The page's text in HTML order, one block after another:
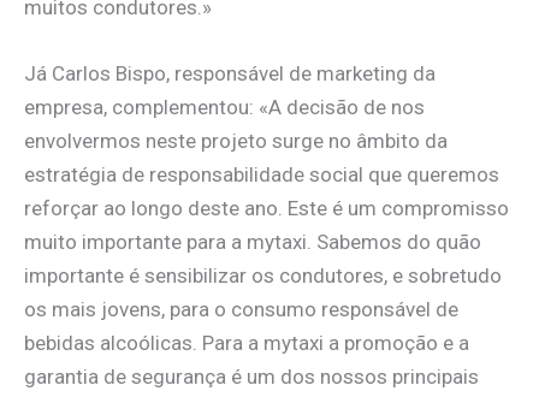
muitos condutores.»
Já Carlos Bispo, responsável de marketing da
empresa, complementou: «A decisão de nos
envolvermos neste projeto surge no âmbito da
estratégia de responsabilidade social que queremos
reforçar ao longo deste ano. Este é um compromisso
muito importante para a mytaxi. Sabemos do quão
importante é sensibilizar os condutores, e sobretudo
os mais jovens, para o consumo responsável de
bebidas alcoólicas. Para a mytaxi a promoção e a
garantia de segurança é um dos nossos principais